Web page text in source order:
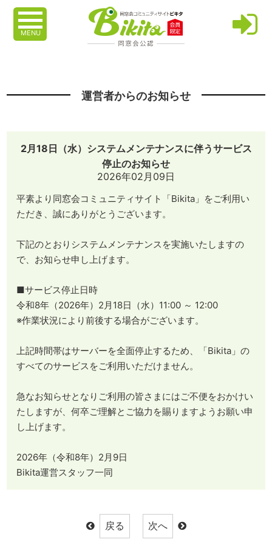
MENU
運営者からのお知らせ
2月18日（水）システムメンテナンスに伴うサービス
停止のお知らせ
2026年02月09日
平素より同窓会コミュニティサイト「Bikita」をご利用い
ただき、誠にありがとうございます。
下記のとおりシステムメンテナンスを実施いたしますの
で、お知らせ申し上げます。
■サービス停止日時
令和8年（2026年）2月18日（水）11:00 ～ 12:00
※作業状況により前後する場合がございます。
上記時間帯はサーバーを全面停止するため、「Bikita」の
すべてのサービスをご利用いただけません。
急なお知らせとなりご利用の皆さまにはご不便をおかけい
たしますが、何卒ご理解とご協力を賜りますようお願い申
し上げます。
2026年（令和8年）2月9日
Bikita運営スタッフ一同